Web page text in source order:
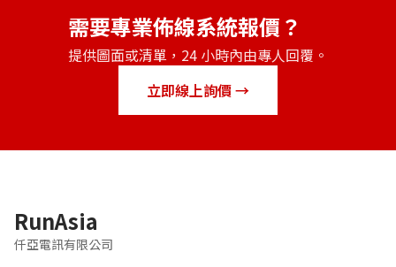
需要專業佈線系統報價？
提供圖面或清單，24 小時內由專人回覆。
立即線上詢價 →
RunAsia
仟亞電訊有限公司